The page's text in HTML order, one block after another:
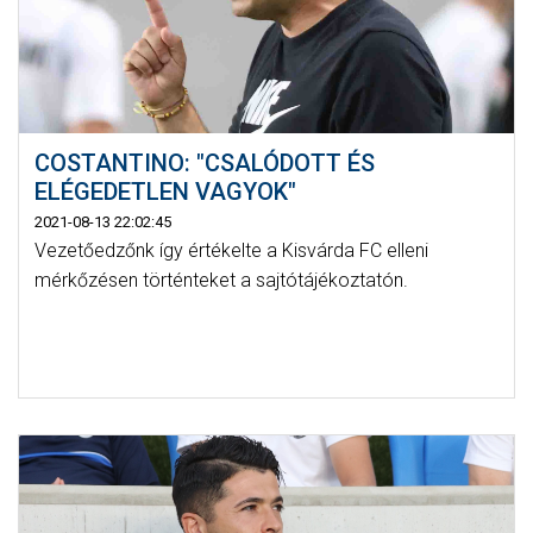
COSTANTINO: "CSALÓDOTT ÉS
ELÉGEDETLEN VAGYOK"
2021-08-13 22:02:45
Vezetőedzőnk így értékelte a Kisvárda FC elleni
mérkőzésen történteket a sajtótájékoztatón.